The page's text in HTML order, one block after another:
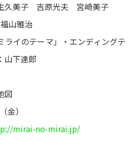
吉原光夫 宮崎美子
雅治
ライのテーマ」・エンディングテ
山下達郎
図
金）
mirai-no-mirai.jp/